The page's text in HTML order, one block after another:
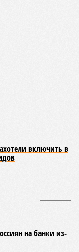
включить в
на банки из-